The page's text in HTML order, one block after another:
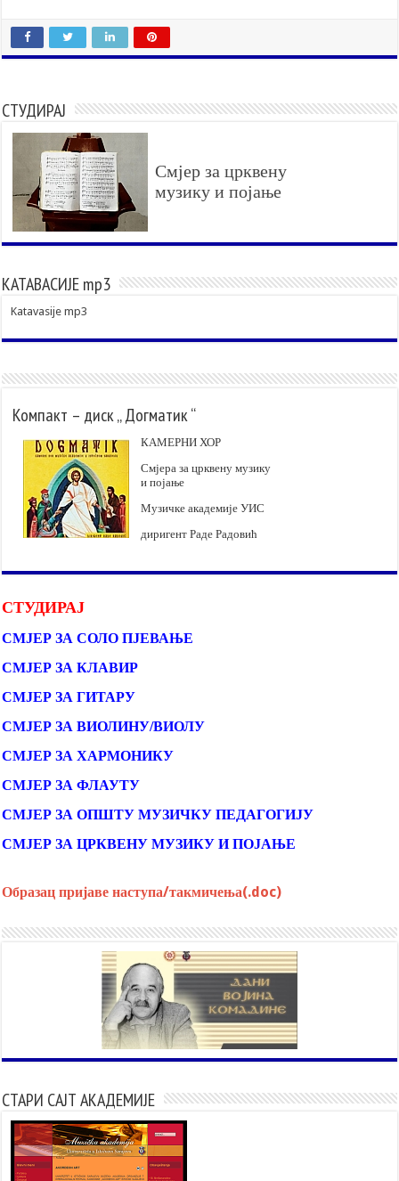
СТУДИРАЈ
Смјер за црквену
музику и појање
КАТАВАСИЈЕ mp3
Katavasije mp3
Компакт – диск „ Догматик “
КАМЕРНИ ХОР
Смјера за црквену музику
и појање
Музичке академије УИС
диригент Раде Радовић
СТУДИРАЈ
СМЈЕР ЗА СОЛО ПЈЕВАЊЕ
СМЈЕР ЗА КЛАВИР
СМЈЕР ЗА ГИТАРУ
СМЈЕР ЗА ВИОЛИНУ/ВИОЛУ
СМЈЕР ЗА ХАРМОНИКУ
СМЈЕР ЗА ФЛАУТУ
СМЈЕР ЗА ОПШТУ МУЗИЧКУ ПЕДАГОГИЈУ
СМЈЕР ЗА ЦРКВЕНУ МУЗИКУ И ПОЈАЊЕ
Образац пријаве наступа/такмичења(.doc)
СТАРИ САЈТ АКАДЕМИЈЕ